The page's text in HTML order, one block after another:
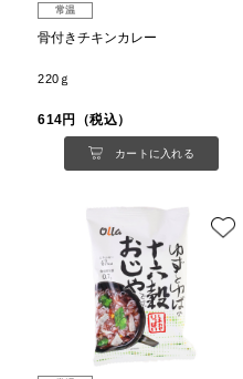
常温
骨付きチキンカレー
220ｇ
614円（税込）
カートに入れる